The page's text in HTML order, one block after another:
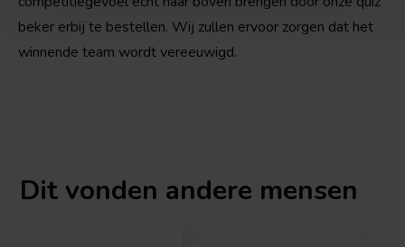
beker erbij te bestellen. Wij zullen ervoor zorgen dat het
winnende team wordt vereeuwigd.
Dit vonden andere mensen